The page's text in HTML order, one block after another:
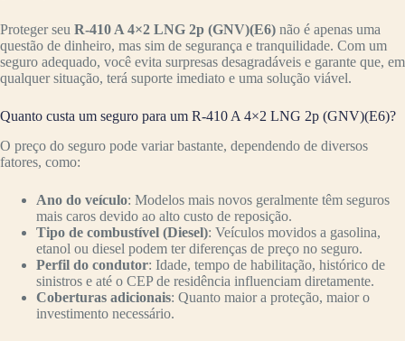
Proteger seu R-410 A 4×2 LNG 2p (GNV)(E6) não é apenas uma
questão de dinheiro, mas sim de segurança e tranquilidade. Com um
seguro adequado, você evita surpresas desagradáveis e garante que, em
qualquer situação, terá suporte imediato e uma solução viável.
Quanto custa um seguro para um R-410 A 4×2 LNG 2p (GNV)(E6)?
O preço do seguro pode variar bastante, dependendo de diversos
fatores, como:
Ano do veículo: Modelos mais novos geralmente têm seguros
mais caros devido ao alto custo de reposição.
Tipo de combustível (Diesel): Veículos movidos a gasolina,
etanol ou diesel podem ter diferenças de preço no seguro.
Perfil do condutor: Idade, tempo de habilitação, histórico de
sinistros e até o CEP de residência influenciam diretamente.
Coberturas adicionais: Quanto maior a proteção, maior o
investimento necessário.